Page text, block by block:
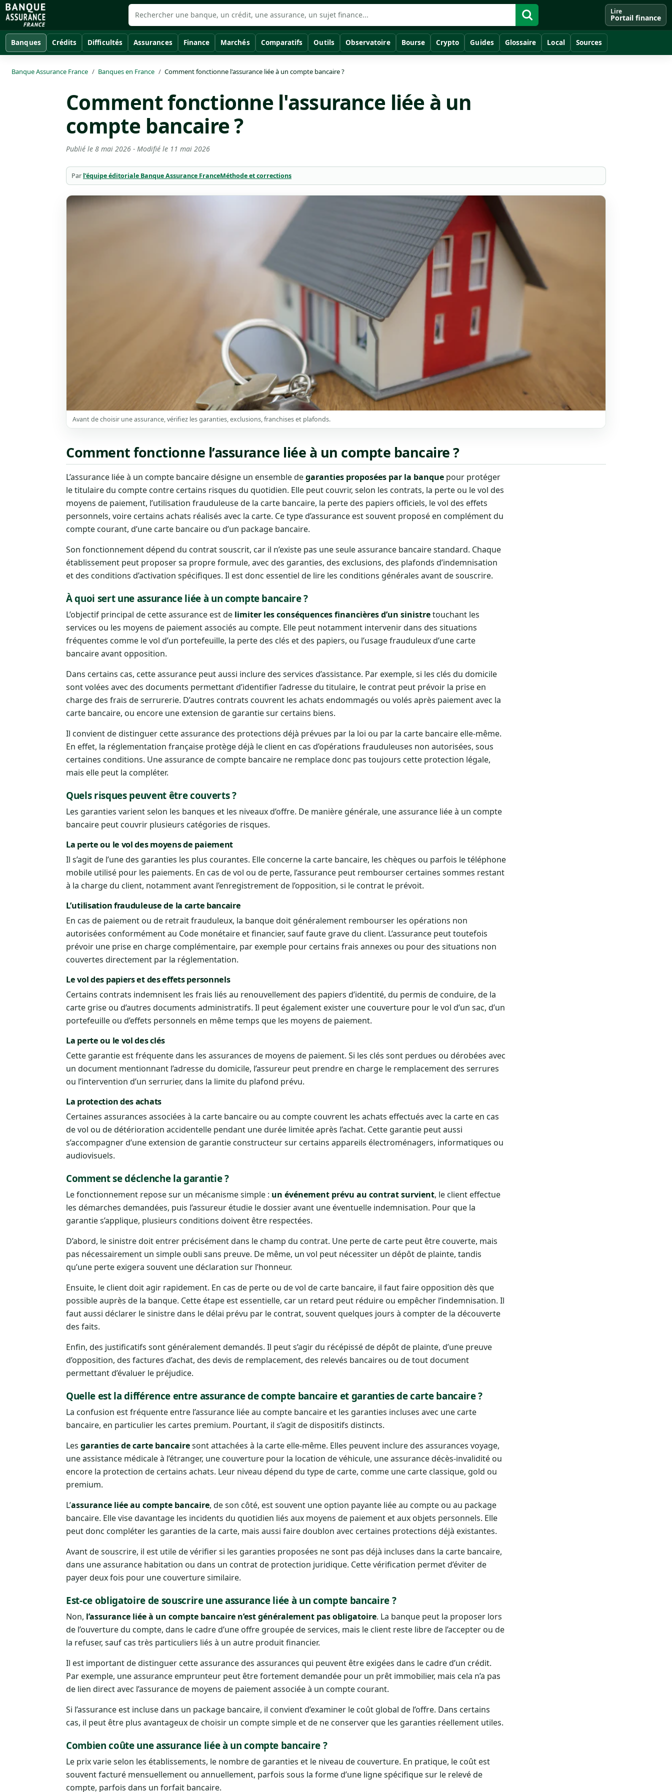
Lire
Portail finance
Banques Crédits Difficultés Assurances Finance Marchés Comparatifs Outils Observatoire Bourse Crypto Guides Glossaire Local Sources
Banque Assurance France Banques en France Comment fonctionne l'assurance liée à un compte bancaire ?
Comment fonctionne l'assurance liée à un
compte bancaire ?
Publié le 8 mai 2026 - Modifié le 11 mai 2026
Par l’équipe éditoriale Banque Assurance FranceMéthode et corrections
Avant de choisir une assurance, vérifiez les garanties, exclusions, franchises et plafonds.
Comment fonctionne l’assurance liée à un compte bancaire ?
L’assurance liée à un compte bancaire désigne un ensemble degaranties proposées par la banque pour protéger
le titulaire du compte contre certains risques du quotidien. Elle peut couvrir, selon les contrats, la perte ou le vol des
moyens de paiement, l’utilisation frauduleuse de la carte bancaire, la perte des papiers officiels, le vol des effets
personnels, voire certains achats réalisés avec la carte. Ce type d’assurance est souvent proposé en complément du
compte courant, d’une carte bancaire ou d’un package bancaire.
Son fonctionnement dépend du contrat souscrit, car il n’existe pas une seule assurance bancaire standard. Chaque
établissement peut proposer sa propre formule, avec des garanties, des exclusions, des plafonds d’indemnisation
et des conditions d’activation spécifiques. Il est donc essentiel de lire les conditions générales avant de souscrire.
À quoi sert une assurance liée à un compte bancaire ?
L’objectif principal de cette assurance est de limiter les conséquences financières d’un sinistretouchant les
services ou les moyens de paiement associés au compte. Elle peut notamment intervenir dans des situations
fréquentes comme le vol d’un portefeuille, la perte des clés et des papiers, ou l’usage frauduleux d’une carte
bancaire avant opposition.
Dans certains cas, cette assurance peut aussi inclure des services d’assistance. Par exemple, si les clés du domicile
sont volées avec des documents permettant d’identifier l’adresse du titulaire, le contrat peut prévoir la prise en
charge des frais de serrurerie. D’autres contrats couvrent les achats endommagés ou volés après paiement avec la
carte bancaire, ou encore une extension de garantie sur certains biens.
Il convient de distinguer cette assurance des protections déjà prévues par la loi ou par la carte bancaire elle-même.
En effet, la réglementation française protège déjà le client en cas d’opérations frauduleuses non autorisées, sous
certaines conditions. Une assurance de compte bancaire ne remplace donc pas toujours cette protection légale,
mais elle peut la compléter.
Quels risques peuvent être couverts ?
Les garanties varient selon les banques et les niveaux d’offre. De manière générale, une assurance liée à un compte
bancaire peut couvrir plusieurs catégories de risques.
La perte ou le vol des moyens de paiement
Il s’agit de l’une des garanties les plus courantes. Elle concerne la carte bancaire, les chèques ou parfois le téléphone
mobile utilisé pour les paiements. En cas de vol ou de perte, l’assurance peut rembourser certaines sommes restant
à la charge du client, notamment avant l’enregistrement de l’opposition, si le contrat le prévoit.
L’utilisation frauduleuse de la carte bancaire
En cas de paiement ou de retrait frauduleux, la banque doit généralement rembourser les opérations non
autorisées conformément au Code monétaire et financier, sauf faute grave du client. L’assurance peut toutefois
prévoir une prise en charge complémentaire, par exemple pour certains frais annexes ou pour des situations non
couvertes directement par la réglementation.
Le vol des papiers et des effets personnels
Certains contrats indemnisent les frais liés au renouvellement des papiers d’identité, du permis de conduire, de la
carte grise ou d’autres documents administratifs. Il peut également exister une couverture pour le vol d’un sac, d’un
portefeuille ou d’effets personnels en même temps que les moyens de paiement.
La perte ou le vol des clés
Cette garantie est fréquente dans les assurances de moyens de paiement. Si les clés sont perdues ou dérobées avec
un document mentionnant l’adresse du domicile, l’assureur peut prendre en charge le remplacement des serrures
ou l’intervention d’un serrurier, dans la limite du plafond prévu.
La protection des achats
Certaines assurances associées à la carte bancaire ou au compte couvrent les achats effectués avec la carte en cas
de vol ou de détérioration accidentelle pendant une durée limitée après l’achat. Cette garantie peut aussi
s’accompagner d’une extension de garantie constructeur sur certains appareils électroménagers, informatiques ou
audiovisuels.
Comment se déclenche la garantie ?
Le fonctionnement repose sur un mécanisme simple : un événement prévu au contrat survient, le client effectue
les démarches demandées, puis l’assureur étudie le dossier avant une éventuelle indemnisation. Pour que la
garantie s’applique, plusieurs conditions doivent être respectées.
D’abord, le sinistre doit entrer précisément dans le champ du contrat. Une perte de carte peut être couverte, mais
pas nécessairement un simple oubli sans preuve. De même, un vol peut nécessiter un dépôt de plainte, tandis
qu’une perte exigera souvent une déclaration sur l’honneur.
Ensuite, le client doit agir rapidement. En cas de perte ou de vol de carte bancaire, il faut faire opposition dès que
possible auprès de la banque. Cette étape est essentielle, car un retard peut réduire ou empêcher l’indemnisation. Il
faut aussi déclarer le sinistre dans le délai prévu par le contrat, souvent quelques jours à compter de la découverte
des faits.
Enfin, des justificatifs sont généralement demandés. Il peut s’agir du récépissé de dépôt de plainte, d’une preuve
d’opposition, des factures d’achat, des devis de remplacement, des relevés bancaires ou de tout document
permettant d’évaluer le préjudice.
Quelle est la différence entre assurance de compte bancaire et garanties de carte bancaire ?
La confusion est fréquente entre l’assurance liée au compte bancaire et les garanties incluses avec une carte
bancaire, en particulier les cartes premium. Pourtant, il s’agit de dispositifs distincts.
Les garanties de carte bancairesont attachées à la carte elle-même. Elles peuvent inclure des assurances voyage,
une assistance médicale à l’étranger, une couverture pour la location de véhicule, une assurance décès-invalidité ou
encore la protection de certains achats. Leur niveau dépend du type de carte, comme une carte classique, gold ou
premium.
L’assurance liée au compte bancaire, de son côté, est souvent une option payante liée au compte ou au package
bancaire. Elle vise davantage les incidents du quotidien liés aux moyens de paiement et aux objets personnels. Elle
peut donc compléter les garanties de la carte, mais aussi faire doublon avec certaines protections déjà existantes.
Avant de souscrire, il est utile de vérifier si les garanties proposées ne sont pas déjà incluses dans la carte bancaire,
dans une assurance habitation ou dans un contrat de protection juridique. Cette vérification permet d’éviter de
payer deux fois pour une couverture similaire.
Est-ce obligatoire de souscrire une assurance liée à un compte bancaire ?
Non, l’assurance liée à un compte bancaire n’est généralement pas obligatoire. La banque peut la proposer lors
de l’ouverture du compte, dans le cadre d’une offre groupée de services, mais le client reste libre de l’accepter ou de
la refuser, sauf cas très particuliers liés à un autre produit financier.
Il est important de distinguer cette assurance des assurances qui peuvent être exigées dans le cadre d’un crédit.
Par exemple, une assurance emprunteur peut être fortement demandée pour un prêt immobilier, mais cela n’a pas
de lien direct avec l’assurance de moyens de paiement associée à un compte courant.
Si l’assurance est incluse dans un package bancaire, il convient d’examiner le coût global de l’offre. Dans certains
cas, il peut être plus avantageux de choisir un compte simple et de ne conserver que les garanties réellement utiles.
Combien coûte une assurance liée à un compte bancaire ?
Le prix varie selon les établissements, le nombre de garanties et le niveau de couverture. En pratique, le coût est
souvent facturé mensuellement ou annuellement, parfois sous la forme d’une ligne spécifique sur le relevé de
compte, parfois dans un forfait bancaire.